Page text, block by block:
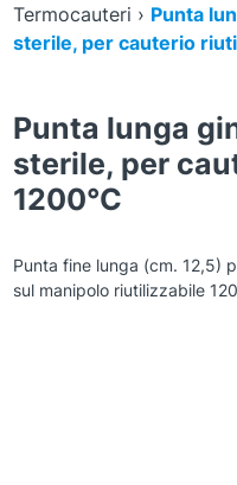
Termocauteri › Punta
sterile, per cauterio
Punta lunga
sterile, per
1200°C
Punta fine lunga (cm. 12,5)
sul manipolo riutilizzabile